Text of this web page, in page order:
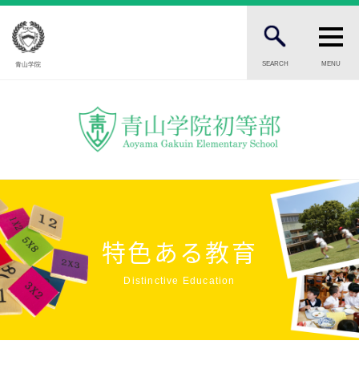
青山学院 SEARCH MENU
児童・保護者の方へ
受験生の方へ
INTRODUCTION
学校紹介
特色ある教育
Distinctive Education